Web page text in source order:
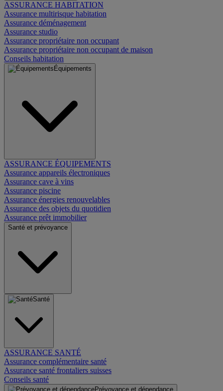
ASSURANCE HABITATION
Assurance multirisque habitation
Assurance déménagement
Assurance studio
Assurance propriétaire non occupant
Assurance propriétaire non occupant de maison
Conseils habitation
Équipements
ASSURANCE ÉQUIPEMENTS
Assurance appareils électroniques
Assurance cave à vins
Assurance piscine
Assurance énergies renouvelables
Assurance des objets du quotidien
Assurance prêt immobilier
Santé et prévoyance
Santé
ASSURANCE SANTÉ
Assurance complémentaire santé
Assurance santé frontaliers suisses
Conseils santé
Prévoyance et dépendance